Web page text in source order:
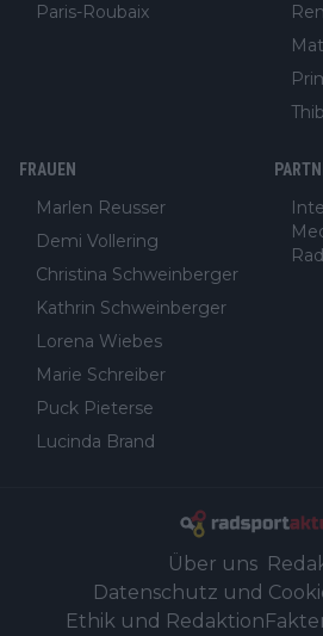
Paris-Roubaix
FRAUEN
Marlen Reusser
Demi Vollering
Christina Schweinberger
Kathrin Schweinberger
Lorena Wiebes
Marie Schreiber
Puck Pieterse
Lucinda Brand
Über uns
Datenschutz und
Ethik und Redaktion